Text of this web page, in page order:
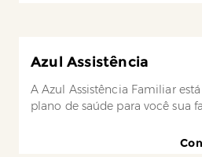
Azul Assistência
A Azul Assistência Familiar
plano de saúde para você sua